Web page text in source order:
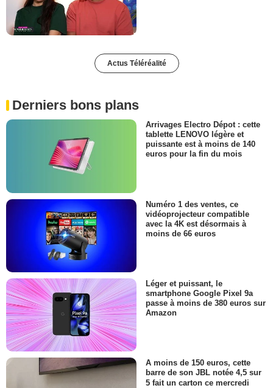
Actus Téléréalité
Derniers bons plans
Arrivages Electro Dépot : cette
tablette LENOVO légère et
puissante est à moins de 140
euros pour la fin du mois
Numéro 1 des ventes, ce
vidéoprojecteur compatible
avec la 4K est désormais à
moins de 66 euros
Léger et puissant, le
smartphone Google Pixel 9a
passe à moins de 380 euros sur
Amazon
A moins de 150 euros, cette
barre de son JBL notée 4,5 sur
5 fait un carton ce mercredi